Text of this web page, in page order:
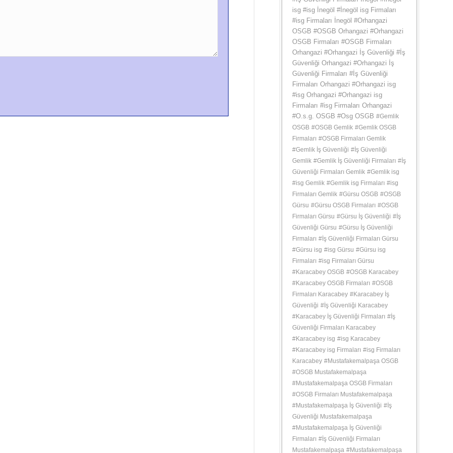
isg #isg İnegöl # İnegöl isg Firmaları
#isg Firmaları İnegöl #Orhangazi
OSGB #OSGB Orhangazi #Orhangazi
OSGB Firmaları #OSGB Firmaları
Orhangazi #Orhangazi İş Güvenliği # İş
Güvenliği Orhangazi #Orhangazi İş
Güvenliği Firmaları # İş Güvenliği
Firmaları Orhangazi #Orhangazi isg
#isg Orhangazi #Orhangazi isg
Firmaları #isg Firmaları Orhangazi
#O.s.g. OSGB #Osg OSGB #Gemlik
OSGB #OSGB Gemlik #Gemlik OSGB
Firmaları #OSGB Firmaları Gemlik
#Gemlik İş Güvenliği # İş Güvenliği
Gemlik #Gemlik İş Güvenliği Firmaları # İş
Güvenliği Firmaları Gemlik #Gemlik isg
#isg Gemlik #Gemlik isg Firmaları #isg
Firmaları Gemlik #Gürsu OSGB #OSGB
Gürsu #Gürsu OSGB Firmaları #OSGB
Firmaları Gürsu #Gürsu İş Güvenliği # İş
Güvenliği Gürsu #Gürsu İş Güvenliği
Firmaları # İş Güvenliği Firmaları Gürsu
#Gürsu isg #isg Gürsu #Gürsu isg
Firmaları #isg Firmaları Gürsu
#Karacabey OSGB #OSGB Karacabey
#Karacabey OSGB Firmaları #OSGB
Firmaları Karacabey #Karacabey İş
Güvenliği # İş Güvenliği Karacabey
#Karacabey İş Güvenliği Firmaları # İş
Güvenliği Firmaları Karacabey
#Karacabey isg #isg Karacabey
#Karacabey isg Firmaları #isg Firmaları
Karacabey #Mustafakemalpaşa OSGB
#OSGB Mustafakemalpaşa
#Mustafakemalpaşa OSGB Firmaları
#OSGB Firmaları Mustafakemalpaşa
#Mustafakemalpaşa İş Güvenliği # İş
Güvenliği Mustafakemalpaşa
#Mustafakemalpaşa İş Güvenliği
Firmaları # İş Güvenliği Firmaları
Mustafakemalpaşa #Mustafakemalpaşa